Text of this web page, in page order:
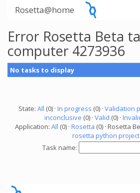
Rosetta@home
Error Rosetta Beta
computer 4273936
No tasks to display
State: All (0) · In progress (0) · Validation
inconclusive (0) · Valid (0) ·
Application: All (0) · Rosetta (0) · Rosetta
rosetta python
Task name: